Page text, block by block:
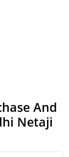
And
Netaji